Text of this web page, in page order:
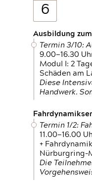
6
Ausbildung
Termin 3/10:
9.00—16.30
Modul I: 2
Schäden am
Diese
Handwerk.
Termin 1/2:
11.00—16.00
+
Nürburgring-
Die